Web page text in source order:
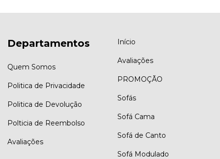
Departamentos
Quem Somos
Politica de Privacidade
Politica de Devolução
Polticia de Reembolso
Avaliações
Início
Avaliações
PROMOÇÃO
Sofás
Sofá Cama
Sofá de Canto
Sofá Modulado